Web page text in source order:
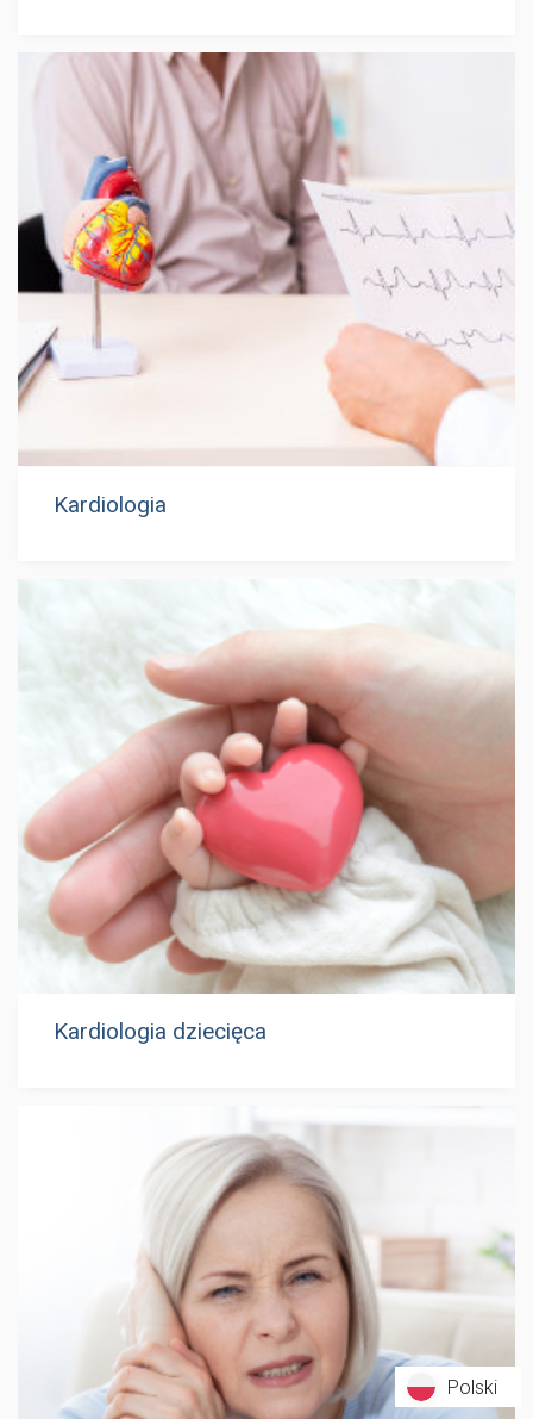
Kardiologia
Kardiologia dziecięca
Polski
Polski